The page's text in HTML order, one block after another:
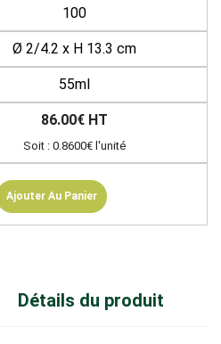
100
Ø 2/4.2 x H 13.3 cm
55ml
86.00€ HT
Soit : 0.8600€ l'unité
Ajouter Au Panier
Détails du produit